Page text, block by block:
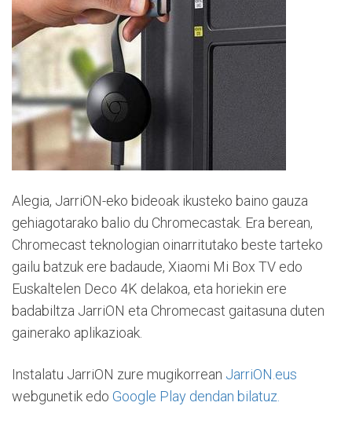
Alegia, JarriON-eko bideoak ikusteko baino gauza
gehiagotarako balio du Chromecastak. Era berean,
Chromecast teknologian oinarritutako beste tarteko
gailu batzuk ere badaude, Xiaomi Mi Box TV edo
Euskaltelen Deco 4K delakoa, eta horiekin ere
badabiltza JarriON eta Chromecast gaitasuna duten
gainerako aplikazioak.
Instalatu JarriON zure mugikorrean JarriON.eus
webgunetik edo Google Play dendan bilatuz.